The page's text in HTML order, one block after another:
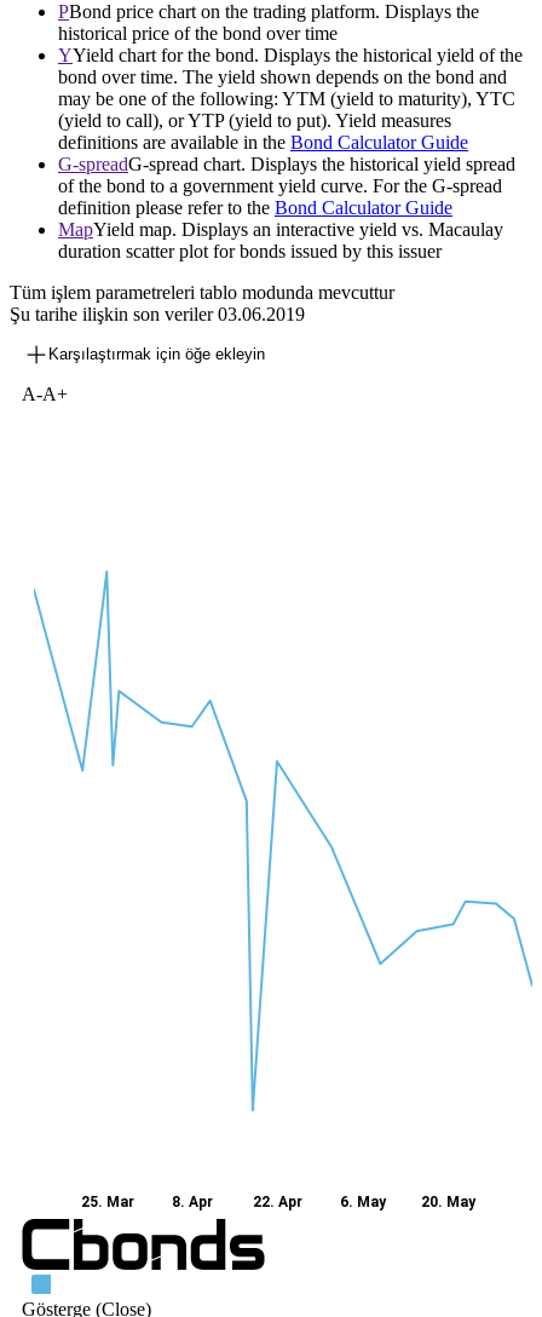
PBond price chart on the trading platform. Displays the
historical price of the bond over time
YYield chart for the bond. Displays the historical yield of the
bond over time. The yield shown depends on the bond and
may be one of the following: YTM (yield to maturity), YTC
(yield to call), or YTP (yield to put). Yield measures
definitions are available in the Bond Calculator Guide
G-spreadG-spread chart. Displays the historical yield spread
of the bond to a government yield curve. For the G-spread
definition please refer to the Bond Calculator Guide
MapYield map. Displays an interactive yield vs. Macaulay
duration scatter plot for bonds issued by this issuer
Tüm işlem parametreleri tablo modunda mevcuttur
Şu tarihe ilişkin son veriler03.06.2019
Karşılaştırmak için öğe ekleyin